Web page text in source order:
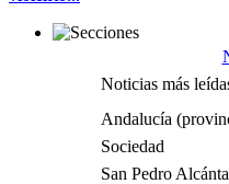
Noticias más
Andalucía
Sociedad
San Pedro